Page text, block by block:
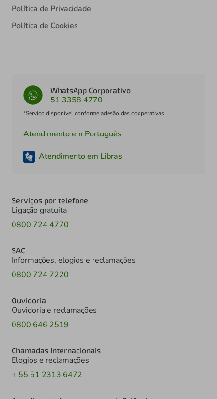
Política de Privacidade
Política de Cookies
WhatsApp Corporativo
51 3358 4770
*Serviço disponível conforme adesão das cooperativas
Atendimento em Português
Atendimento em Libras
Serviços por telefone
Ligação gratuita
0800 724 4770
SAC
Informações, elogios e reclamações
0800 724 7220
Ouvidoria
Ouvidoria e reclamações
0800 646 2519
Chamadas Internacionais
Elogios e reclamações
+ 55 51 2313 6472